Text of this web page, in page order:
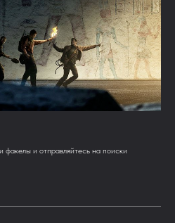
факелы и отправляйтесь на поиски